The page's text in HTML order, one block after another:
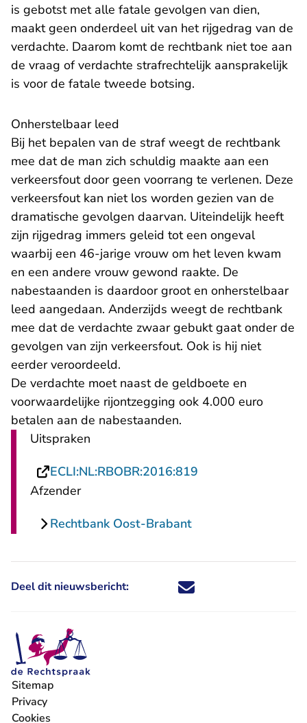
is gebotst met alle fatale gevolgen van dien,
maakt geen onderdeel uit van het rijgedrag van de
verdachte. Daarom komt de rechtbank niet toe aan
de vraag of verdachte strafrechtelijk aansprakelijk
is voor de fatale tweede botsing.
Onherstelbaar leed
Bij het bepalen van de straf weegt de rechtbank
mee dat de man zich schuldig maakte aan een
verkeersfout door geen voorrang te verlenen. Deze
verkeersfout kan niet los worden gezien van de
dramatische gevolgen daarvan. Uiteindelijk heeft
zijn rijgedrag immers geleid tot een ongeval
waarbij een 46-jarige vrouw om het leven kwam
en een andere vrouw gewond raakte. De
nabestaanden is daardoor groot en onherstelbaar
leed aangedaan. Anderzijds weegt de rechtbank
mee dat de verdachte zwaar gebukt gaat onder de
gevolgen van zijn verkeersfout. Ook is hij niet
eerder veroordeeld.
De verdachte moet naast de geldboete en
voorwaardelijke rijontzegging ook 4.000 euro
betalen aan de nabestaanden.
Uitspraken
ECLI:NL:RBOBR:2016:819
Afzender
Rechtbank Oost-Brabant
Deel dit nieuwsbericht: Deel dit nieuwsbericht via X -
Deel dit nieuwsbericht via
Deel dit nieuwsbericht
Deel dit
Sitemap
Privacy
Cookies